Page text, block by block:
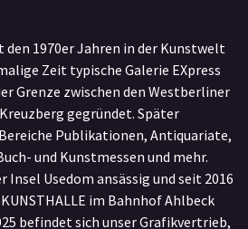
den 1970er Jahren in der Kunstwelt
Zeit typische Galerie EXpress
Grenze zwischen den Westberliner
gegründet. Später
Publikationen, Antiquariate,
und Kunstmessen und mehr.
Insel Usedom ansässig und seit 2016
im Bahnhof Ahlbeck
befindet sich unser Grafikvertrieb,